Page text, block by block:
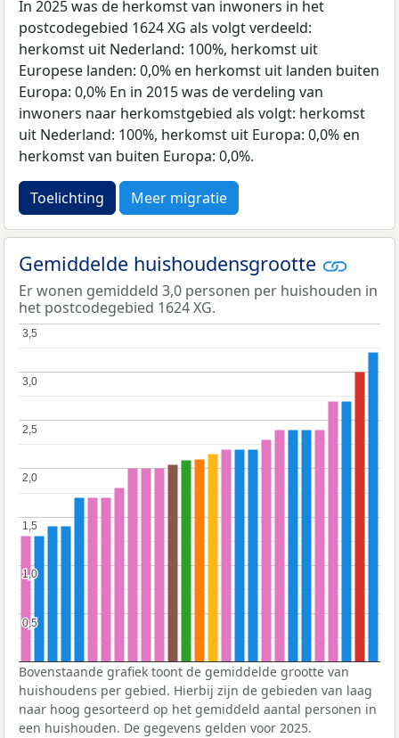
In 2025 was de herkomst van inwoners in het
postcodegebied 1624 XG als volgt verdeeld:
herkomst uit Nederland: 100%, herkomst uit
Europese landen: 0,0% en herkomst uit landen buiten
Europa: 0,0% En in 2015 was de verdeling van
inwoners naar herkomstgebied als volgt: herkomst
uit Nederland: 100%, herkomst uit Europa: 0,0% en
herkomst van buiten Europa: 0,0%.
Toelichting Meer migratie
Gemiddelde huishoudensgrootte
Er wonen gemiddeld 3,0 personen per huishouden in
het postcodegebied 1624 XG.
0,5
0,5
1,0
1,0
1,5
1,5
2,0
2,0
2,5
2,5
3,0
3,0
3,5
3,5
Bovenstaande grafiek toont de gemiddelde grootte van
huishoudens per gebied. Hierbij zijn de gebieden van laag
naar hoog gesorteerd op het gemiddeld aantal personen in
een huishouden. De gegevens gelden voor 2025.